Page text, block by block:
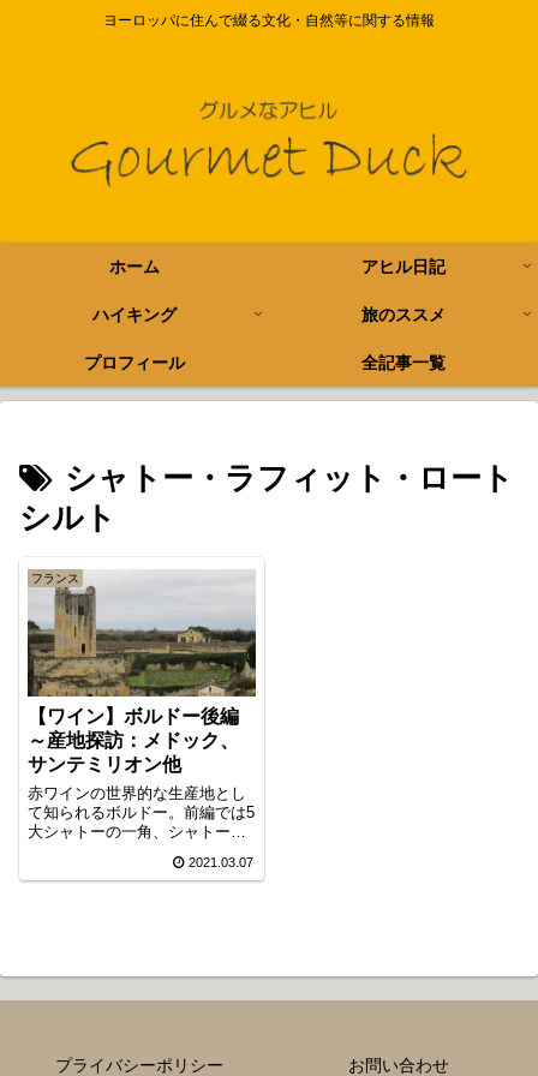
ヨーロッパに住んで綴る文化・自然等に関する情報
ホーム アヒル日記
ハイキング 旅のススメ
プロフィール 全記事一覧
シャトー・ラフィット・ロート
シルト
フランス
【ワイン】ボルドー後編
～産地探訪：メドック、
サンテミリオン他
赤ワインの世界的な生産地とし
て知られるボルドー。前編では5
大シャトーの一角、シャトー・
ましたが、後編では5大地区のう
2021.03.07
プライバシーポリシー お問い合わせ